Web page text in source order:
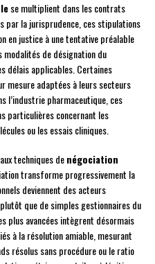
se multiplient dans les contrats
par la jurisprudence, ces stipulations
en justice à une tentative préalable
modalités de désignation du
délais applicables. Certaines
mesure adaptées à leurs secteurs
l’industrie pharmaceutique, ces
particulières concernant les
ou les essais cliniques.
techniques denégociation
transforme progressivement la
deviennent des acteurs
que de simples gestionnaires du
plus avancées intègrent désormais
à la résolution amiable, mesurant
résolus sans procédure ou le ratio